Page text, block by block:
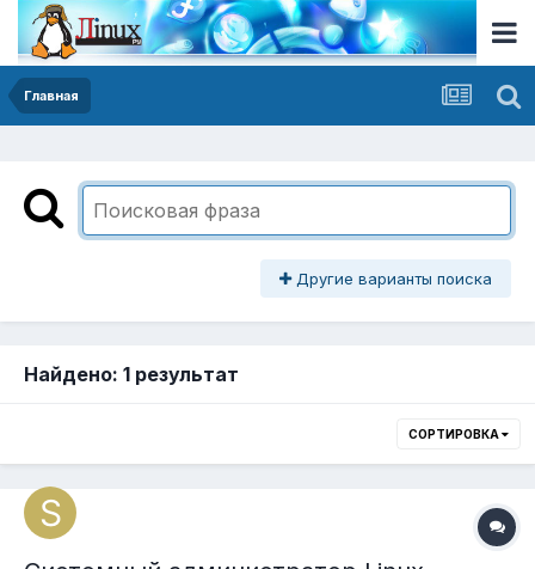
Главная
Другие варианты поиска
Найдено: 1 результат
СОРТИРОВКА